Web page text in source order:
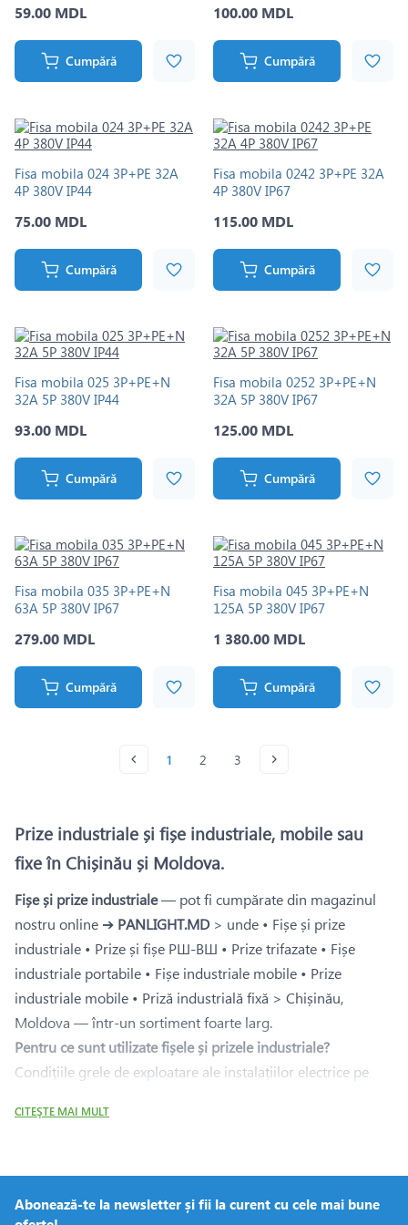
59.00 MDL
Cumpără
100.00 MDL
Cumpără
Fisa mobila 024 3P+PE 32A
4P 380V IP44
75.00 MDL
Cumpără
Fisa mobila 0242 3P+PE 32A
4P 380V IP67
115.00 MDL
Cumpără
Fisa mobila 025 3Р+РЕ+N
32A 5P 380V IP44
93.00 MDL
Cumpără
Fisa mobila 0252 3Р+РЕ+N
32A 5P 380V IP67
125.00 MDL
Cumpără
Fisa mobila 035 3Р+РЕ+N
63A 5P 380V IP67
279.00 MDL
Cumpără
Fisa mobila 045 3Р+РЕ+N
125A 5P 380V IP67
1 380.00 MDL
Cumpără
1 2 3
Prize industriale și fișe industriale, mobile sau
fixe în Chișinău și Moldova.
Fișe și prize industriale— pot fi cumpărate din magazinul
nostru online ➔ PANLIGHT.MD > unde • Fișe și prize
industriale • Prize și fișe РШ-ВШ • Prize trifazate • Fișe
industriale portabile • Fișe industriale mobile • Prize
industriale mobile • Priză industrială fixă > Chișinău,
Moldova — într-un sortiment foarte larg.
Pentru ce sunt utilizate fișele și prizele industriale?
Condițiile grele de exploatare ale instalațiilor electrice pe
necesită conexiuni fiabile ale cablurilor de alimentare.
putere la rețea se utilizează fișe și prize industriale—
conexiuni tip ștecăr cu fiabilitate sporită, proiectate pentru
CITEŞTE MAI MULT
Abonează-te la newsletter și fii la curent cu cele mai bune